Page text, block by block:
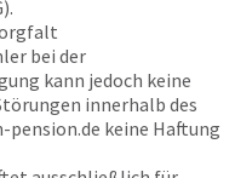
bei der
kann jedoch keine
innerhalb des
pension.de keine Haftung